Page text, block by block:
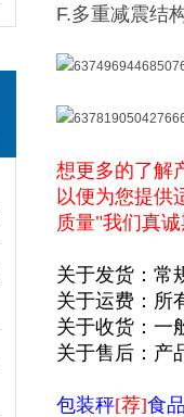
F.多重减震结
想更多的了解
以便为您提供
质量"我们真
关于发货：常
关于运费：所
关于收货：一
关于售后：产
包装秤[荐]食